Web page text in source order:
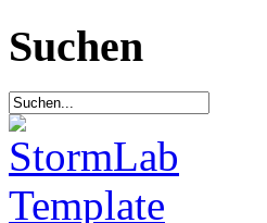
Suchen